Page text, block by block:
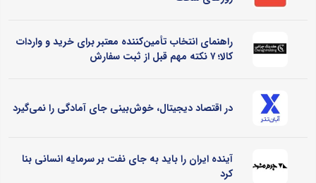
راهنمای انتخاب تأمین‌کننده معتبر برای خرید و واردات
کالا؛ ۷ نکته مهم قبل از ثبت سفارش
در اقتصاد دیجیتال، خوش‌بینی جای آمادگی را نمی‌گیرد
آینده ایران را باید به جای نفت بر سرمایه انسانی بنا
کرد